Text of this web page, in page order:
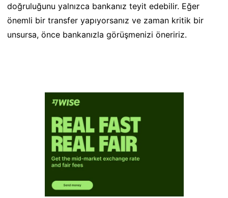
doğruluğunu yalnızca bankanız teyit edebilir. Eğer
önemli bir transfer yapıyorsanız ve zaman kritik bir
unsursa, önce bankanızla görüşmenizi öneririz.